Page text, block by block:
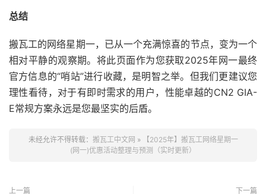
总结
搬瓦工的网络星期一，已从一个充满惊喜的节点，变为一个
相对平静的观察期。将此页面作为您获取2025年网一最终
官方信息的“哨站”进行收藏，是明智之举。但我们更建议您
理性看待，对于有即时需求的用户，性能卓越的CN2 GIA-
E常规方案永远是您最坚实的后盾。
未经允许不得转载： 搬瓦工中文网 »
【2025年】搬瓦工网络星期一
(网一)优惠活动整理与预测（实时更新）
上一篇 下一篇